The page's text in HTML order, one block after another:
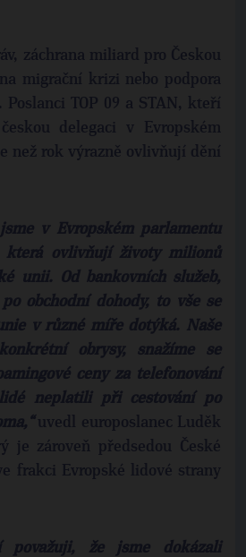
záchrana miliard pro Českou
migrační krizi nebo podpora
Poslanci TOP 09 a STAN, kteří
delegaci v Evropském
než rok výrazně ovlivňují dění
v Evropském parlamentu
která ovlivňují životy milionů
unii. Od bankovních služeb,
obchodní dohody, to vše se
v různé míře dotýká. Naše
obrysy, snažíme se
ceny za telefonování
neplatili při cestování po
uvedl europoslanec Luděk
je zároveň předsedou České
frakci Evropské lidové strany
považuji, že jsme dokázali